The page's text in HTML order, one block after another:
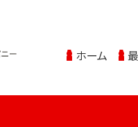
ホーム